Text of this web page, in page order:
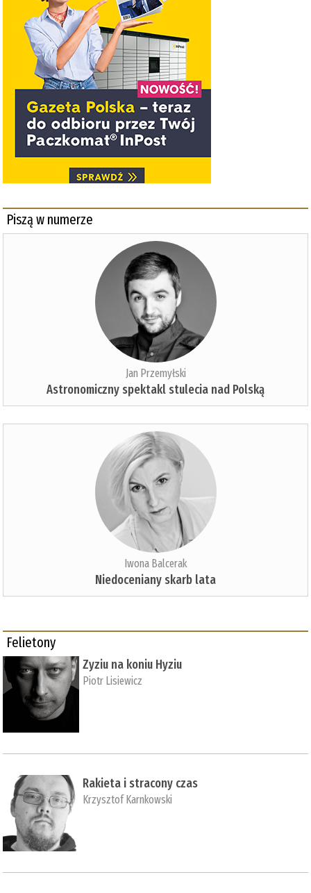
Piszą w numerze
Jan Przemyłski
Astronomiczny spektakl stulecia nad Polską
Iwona Balcerak
Niedoceniany skarb lata
Felietony
Zyziu na koniu Hyziu
Piotr Lisiewicz
Rakieta i stracony czas
Krzysztof Karnkowski